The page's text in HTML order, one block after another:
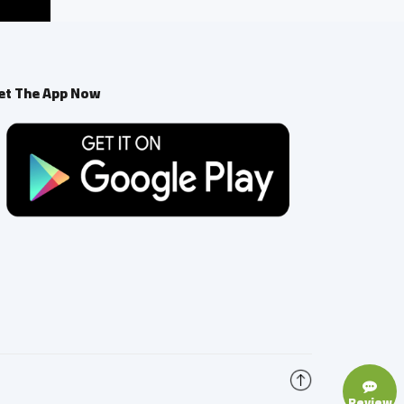
The App Now